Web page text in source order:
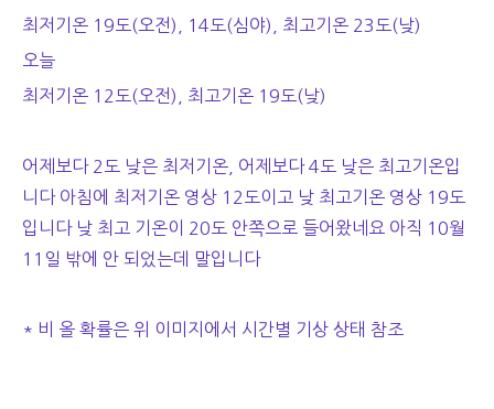
최저기온 19도(오전), 14도(심야), 최고기온 23도(낮)
오늘
최저기온 12도(오전), 최고기온 19도(낮)
어제보다 2도 낮은 최저기온, 어제보다 4도 낮은 최고기온입
니다 아침에 최저기온 영상 12도이고 낮 최고기온 영상 19도
입니다 낮 최고 기온이 20도 안쪽으로 들어왔네요 아직 10월
11일 밖에 안 되었는데 말입니다
* 비 올 확률은 위 이미지에서 시간별 기상 상태 참조